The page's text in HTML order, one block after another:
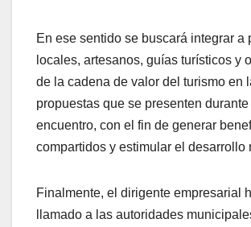
En ese sentido se buscará integrar a
locales, artesanos, guías turísticos y
de la cadena de valor del turismo en
propuestas que se presenten durante
encuentro, con el fin de generar
compartidos y estimular el desarrollo
Finalmente, el dirigente empresarial
llamado a las autoridades